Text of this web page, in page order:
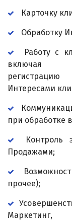
Карточку
Обработку
Работу с
включая
Интересами
при обработке
Контроль
Продажами;
прочее);
Маркетинг,